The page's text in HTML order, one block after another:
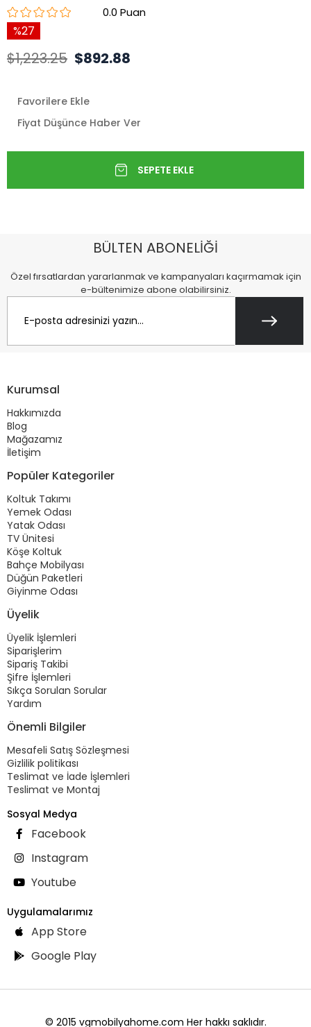
0.0
27
$1,223.25 $892.88
Favorilere Ekle
Fiyat Düşünce Haber Ver
BÜLTEN ABONELİĞİ
Özel fırsatlardan yararlanmak ve kampanyaları kaçırmamak için
e-bültenimize abone olabilirsiniz.
Kurumsal
Hakkımızda
Blog
Mağazamız
İletişim
Popüler Kategoriler
Koltuk Takımı
Yemek Odası
Yatak Odası
TV Ünitesi
Köşe Koltuk
Bahçe Mobilyası
Düğün Paketleri
Giyinme Odası
Üyelik
Üyelik İşlemleri
Siparişlerim
Sipariş Takibi
Şifre İşlemleri
Sıkça Sorulan Sorular
Yardım
Önemli Bilgiler
Mesafeli Satış Sözleşmesi
Gizlilik politikası
Teslimat ve İade İşlemleri
Teslimat ve Montaj
Sosyal Medya
Facebook
Instagram
Youtube
Uygulamalarımız
App Store
Google Play
© 2015 vgmobilyahome.com Her hakkı saklıdır.